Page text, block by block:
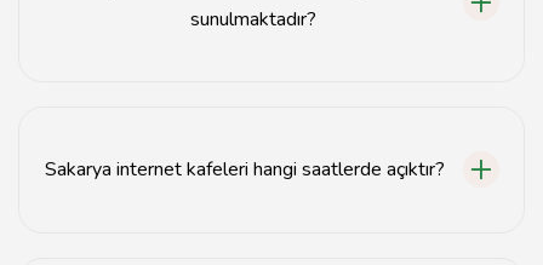
sunulmaktadır?
Sakarya internet kafeleri hangi saatlerde açıktır?